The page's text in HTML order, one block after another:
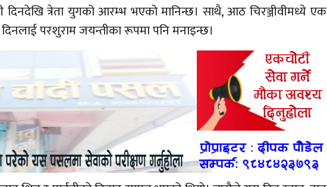
दिनदेखि त्रेता युगको आरम्भ भएको मानिन्छ। साथै, आठ चिरञ्जीवीमध्ये एक
परशुराम जयन्तीका रूपमा पनि मनाइन्छ।